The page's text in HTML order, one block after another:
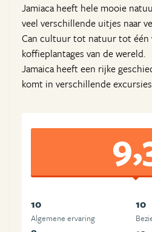
Jamiaca heeft hele mooie
veel verschillende uitjes naar
Can cultuur tot natuur tot één
koffieplantages van de wereld.
Jamaica heeft een rijke
komt in verschillende
10
Algemene ervaring
10